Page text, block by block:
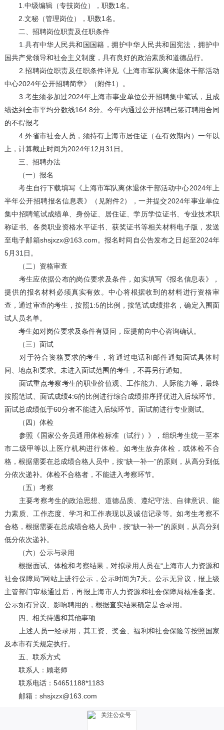
1.中级编辑（专技岗位），职数1名。
2.文秘（管理岗位），职数1名。
二、招聘岗位职责及任职条件
1.具有中华人民共和国国籍，拥护中华人民共和国宪法，拥护中
国共产党领导和社会主义制度，具有良好的政治素质和道德品行。
2.招聘岗位职责及任职条件详见《上海市军队离休退休干部活动
中心2024年公开招聘简章》（附件1）。
3.考生须参加过2024年上海市事业单位公开招聘集中笔试，且成
绩达到全市平均分数线164.8分。今年内通过公开招聘已签订聘用合同
的不得报考
4.外省市社会人员，须持有上海市居住证（在有效期内）一年以
上，计算截止时间为2024年12月31日。
三、招聘办法
（一）报名
考生自行下载填写《上海市军队离休退休干部活动中心2024年上
半年公开招聘报名信息表》（见附件2），一并提交2024年事业单位
集中招聘笔试成绩单、身份证、居住证、学历学位证书、专业技术职
称证书、各类职业资格水平证书、获奖证书等相关材料电子版，发送
至电子邮箱shsjxzx@163.com。报名时间自公告发布之日起至2024年
5月31日。
（二）资格审查
考生应依据公布的岗位要求及条件，如实填写《报名信息表》，
提供的报名材料必须真实有效。中心将根据收到的材料进行资格审
查，通过审查的考生，按照1:5的比例，按笔试成绩排名，确定入围面
试人员名单。
考生如对岗位要求及条件有疑问，应提前向中心咨询确认。
（三）面试
对于符合资格要求的考生，将通过电话和邮件通知面试具体时
间、地点和要求。未进入面试范围的考生，不再另行通知。
面试重点考察考生的职业价值观、工作能力、人际能力等，最终
按照笔试、面试成绩4:6的比例进行综合成绩排序择优进入后续环节。
面试总成绩低于60分者不能进入后续环节。面试前进行专业测试。
（四）体检
参照《国家公务员通用体检标准（试行）》，组织考生统一至本
市二级甲等以上医疗机构进行体检。如考生放弃体检，或体检不合
格，根据需要在总成绩合格人员中，按“缺一补一”的原则，从高分到低
分依次递补。体检不合格者，不能进入考察环节。
（五）考察
主要考察考生的政治思想、道德品质、遵纪守法、自律意识、能
力素质、工作态度、学习和工作表现以及诚信记录等。如考生考察不
合格，根据需要在总成绩合格人员中，按“缺一补一”的原则，从高分到
低分依次递补。
（六）公示与录用
根据面试、体检和考察结果，对拟录用人员在“上海市人力资源和
社会保障局”网站上进行公示，公示时间为7天。公示无异议，报上级
主管部门审核通过后，再报上海市人力资源和社会保障局核准备案。
公示如有异议、影响聘用的，根据查实结果确定是否录用。
四、相关待遇和其他事项
上述人员一经录用，其工资、奖金、福利和社会保险等按照国家
及本市有关规定执行。
五、联系方式
联系人：顾老师
联系电话：54651188*1183
邮箱：shsjxzx@163.com